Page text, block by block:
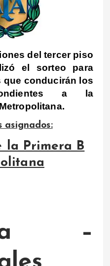
del tercer piso
el sorteo para
que conducirán los
a la
asignados:
la Primera B
–